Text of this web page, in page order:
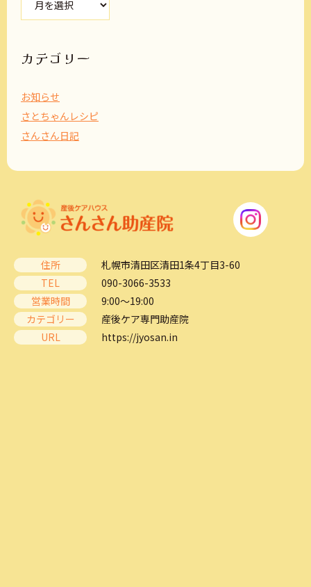
ブ
カテゴリー
お知らせ
さとちゃんレシピ
さんさん日記
住所
札幌市清田区清田1条4丁目3-60
TEL
090-3066-3533
営業時間
9:00～19:00
カテゴリー
産後ケア専門助産院
URL
https://jyosan.in